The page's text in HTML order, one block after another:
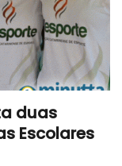
duas
Escolares